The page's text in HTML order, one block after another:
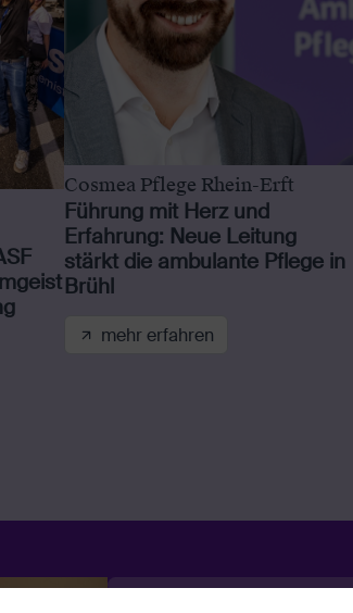
Cosmea Pflege Rhein-Erft
Führung mit Herz und
Erfahrung: Neue Leitung
stärkt die ambulante Pflege in
Brühl
mehr erfahren